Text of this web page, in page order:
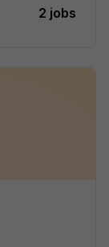
2 jobs